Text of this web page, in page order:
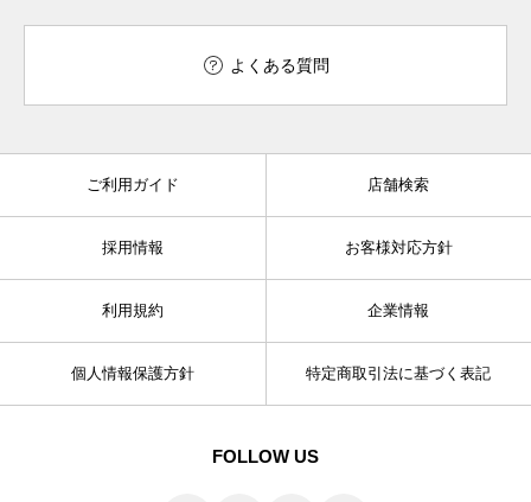
よくある質問
ご利用ガイド 店舗検索
採用情報 お客様対応方針
利用規約 企業情報
個人情報保護方針 特定商取引法に基づく表記
FOLLOW US